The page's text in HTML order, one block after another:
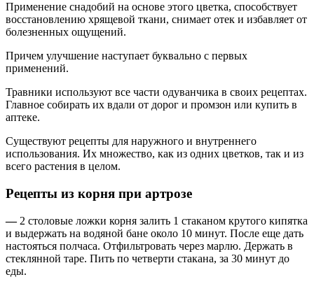
Применение снадобий на основе этого цветка, способствует
восстановлению хрящевой ткани, снимает отек и избавляет от
болезненных ощущений.
Причем улучшение наступает буквально с первых
применений.
Травники используют все части одуванчика в своих рецептах.
Главное собирать их вдали от дорог и промзон или купить в
аптеке.
Существуют рецепты для наружного и внутреннего
использования. Их множество, как из одних цветков, так и из
всего растения в целом.
Рецепты из корня при артрозе
—2 столовые ложки корня залить 1 стаканом крутого кипятка
и выдержать на водяной бане около 10 минут. После еще дать
настояться полчаса. Отфильтровать через марлю. Держать в
стеклянной таре. Пить по четверти стакана, за 30 минут до
еды.